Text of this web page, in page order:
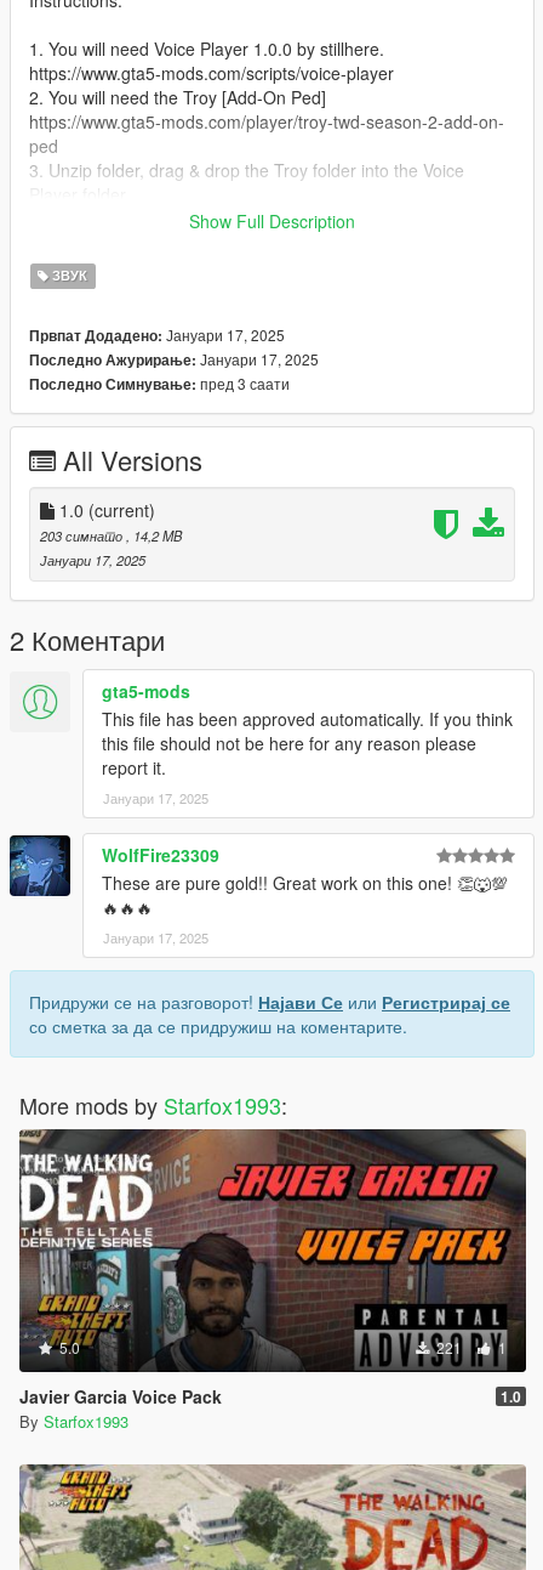
1. You will need Voice Player 1.0.0 by stillhere.
https://www.gta5-mods.com/scripts/voice-player
2. You will need the Troy [Add-On Ped]
https://www.gta5-mods.com/player/troy-twd-season-2-add-on-
ped
3. Unzip folder, drag & drop the Troy folder into the Voice
6. Press Right on the D-Pad or E on the Keyboard for him to
speak.
Show Full Description
ЗВУК
Првпат Додадено: Јануари 17, 2025
Последно Ажурирање: Јануари 17, 2025
Последно Симнување: пред 3 саати
All Versions
1.0 (current)
203 симнато, 14,2 MB
Јануари 17, 2025
2 Коментари
gta5-mods
This file has been approved automatically. If you think
this file should not be here for any reason please
report it.
Јануари 17, 2025
WolfFire23309
These are pure gold!! Great work on this one! 👏🐺💯
🔥🔥🔥
Јануари 17, 2025
Придружи се на разговорот! Најави Се или Регистрирај се
со сметка за да се придружиш на коментарите.
More mods by Starfox1993:
5.0 221 1
Javier Garcia Voice Pack 1.0
By Starfox1993